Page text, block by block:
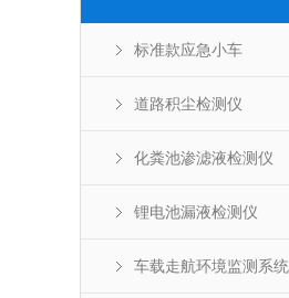
标准款应急小车
道路积尘检测仪
化粪池渗滤液检测仪
锂电池漏液检测仪
车载走航环境监测系统